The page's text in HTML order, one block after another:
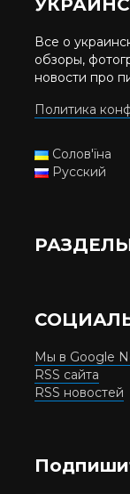
Все о
обзоры,
новости про
Политика
Солов'їна
Русский
Мы в Google
RSS сайта
RSS новостей